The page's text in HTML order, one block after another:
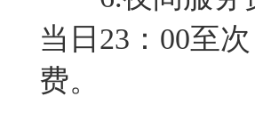
当日23：00至
费。